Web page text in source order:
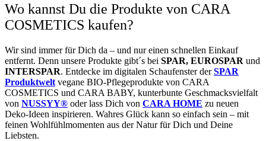
Wo kannst Du die Produkte von CARA
COSMETICS kaufen?
Wir sind immer für Dich da – und nur einen schnellen Einkauf
entfernt. Denn unsere Produkte gibt´s bei SPAR, EUROSPAR und
INTERSPAR. Entdecke im digitalen Schaufenster derSPAR
Produktwelt vegane BIO-Pflegeprodukte von CARA
COSMETICS und CARA BABY, kunterbunte Geschmacksvielfalt
von NUSSYY® oder lass Dich von CARA HOME zu neuen
Deko-Ideen inspirieren. Wahres Glück kann so einfach sein – mit
feinen Wohlfühlmomenten aus der Natur für Dich und Deine
Liebsten.